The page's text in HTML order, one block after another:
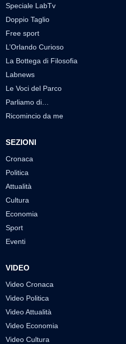
Speciale LabTv
Doppio Taglio
Free sport
L’Orlando Curioso
La Bottega di Filosofia
Labnews
Le Voci del Parco
Parliamo di…
Ricomincio da me
SEZIONI
Cronaca
Politica
Attualità
Cultura
Economia
Sport
Eventi
VIDEO
Video Cronaca
Video Politica
Video Attualità
Video Economia
Video Cultura